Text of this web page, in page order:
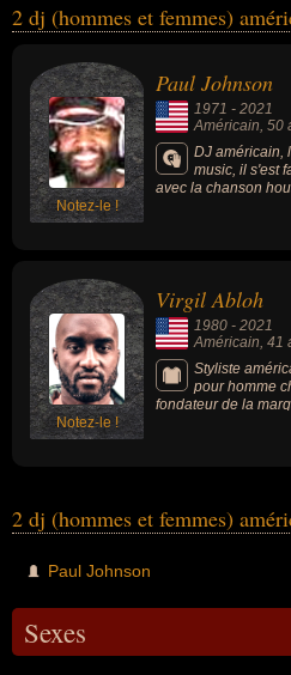
domaines de l'art, de la musique, de
artiste, compositeur, compositeur
designer, dessinateur, ingénieur ou
2 dj (hommes et femmes)
Notez-le !
Paul Johnson
1971 - 2021
Américain, 50
DJ américain,
music, il s'est
avec la chanson
Notez-le !
Virgil Abloh
1980 - 2021
Américain , 41
Styliste
pour homme
fondateur de la
Milan, ayant
streetwear. Il fut
2 dj (hommes et femmes)
Paul Johnson
Sexes